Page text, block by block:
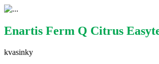
Enartis Ferm Q Citrus
kvasinky